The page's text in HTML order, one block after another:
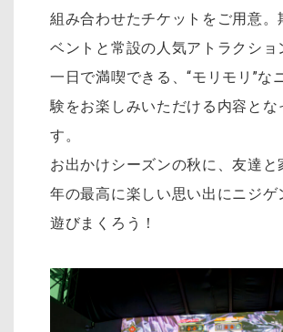
組み合わせたチケットをご用意。
ベントと常設の人気アトラクショ
一日で満喫できる、“モリモリ”な
験をお楽しみいただける内容とな
す。
お出かけシーズンの秋に、友達と
年の最高に楽しい思い出にニジゲ
遊びまくろう！